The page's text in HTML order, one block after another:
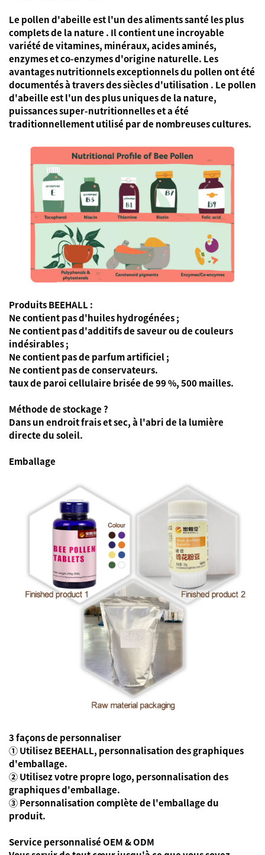
Le pollen d'abeille est l'un desaliments santé les plus
complets de la nature . Il contient une incroyable
variété de vitamines, minéraux, acides aminés,
enzymes et co-enzymes d'origine naturelle. Les
avantages nutritionnels exceptionnels du pollen ont été
documentés à traversdes siècles d'utilisation . Le pollen
d'abeille est l'un des plus uniques de la nature,
puissances super-nutritionnelleset a été
traditionnellement utilisé par de nombreuses cultures.
Produits BEEHALL :
Ne contient pas d'huiles hydrogénées ;
Ne contient pas d'additifs de saveur ou de couleurs
indésirables ;
Ne contient pas de parfum artificiel ;
Ne contient pas de conservateurs.
taux de paroi cellulaire brisée de 99 %, 500 mailles.
Méthode de stockage ?
Dans un endroit frais et sec, à l'abri de la lumière
directe du soleil.
Emballage
3 façons de personnaliser
① Utilisez BEEHALL, personnalisation des graphiques
d'emballage.
② Utilisez votre propre logo, personnalisation des
graphiques d'emballage.
③ Personnalisation complète de l'emballage du
produit.
Service personnalisé OEM & ODM